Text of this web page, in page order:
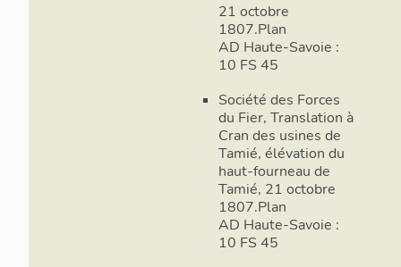
21 octobre
1807.Plan
AD Haute-Savoie :
10 FS 45
Société des Forces
du Fier, Translation à
Cran des usines de
Tamié, élévation du
haut-fourneau de
Tamié, 21 octobre
1807.Plan
AD Haute-Savoie :
10 FS 45